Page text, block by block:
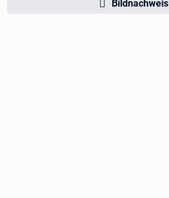
Bildnachweis